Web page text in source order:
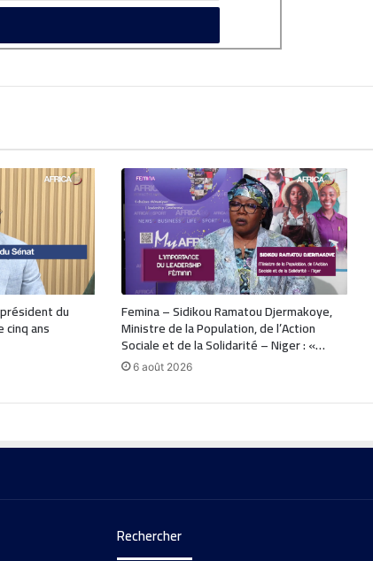
du
cinq ans
Femina – Sidikou Ramatou Djermakoye,
Ministre de la Population, de l’Action
Sociale et de la Solidarité – Niger : «…
6 août 2026
Rechercher